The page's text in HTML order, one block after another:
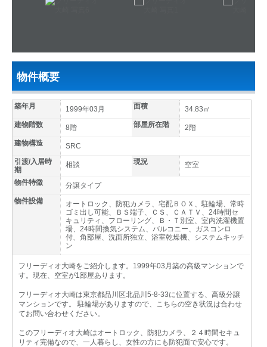
物件概要
築年月 1999年03月 面積
34.83㎡
建物階数
8階 部屋所在階
2階
建物構造
SRC
引渡/入居時
期
相談 現況 空室
物件特徴
分譲タイプ
物件設備
オートロック、防犯カメラ、宅配ＢＯＸ、駐輪場、常時
ゴミ出し可能、ＢＳ端子、ＣＳ、ＣＡＴＶ、24時間セ
キュリティ、フローリング、Ｂ・Ｔ別室、室内洗濯機置
場、24時間換気システム、バルコニー、ガスコンロ
付、角部屋、洗面所独立、浴室乾燥機、システムキッチ
ン
フリーディオ大崎をご紹介します。1999年03月築の高級マンションで
す。現在、空室が1部屋あります。
フリーディオ大崎は東京都品川区北品川5-8-33に位置する、高級分譲
マンションです。 駐輪場がありますので、こちらの空き状況は合わせ
てお問い合わせください。
このフリーディオ大崎はオートロック、防犯カメラ、２４時間セキュ
リティ完備なので、一人暮らし、女性の方にも防犯面で安心です。